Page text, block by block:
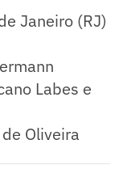
Janeiro (RJ)
Labes e
Oliveira